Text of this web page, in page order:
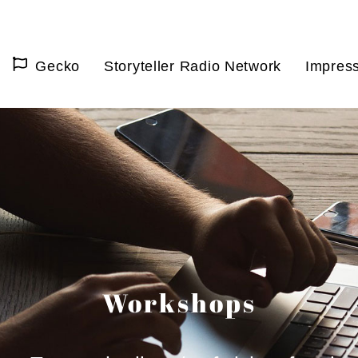
Gecko Storyteller Radio Network
Workshops